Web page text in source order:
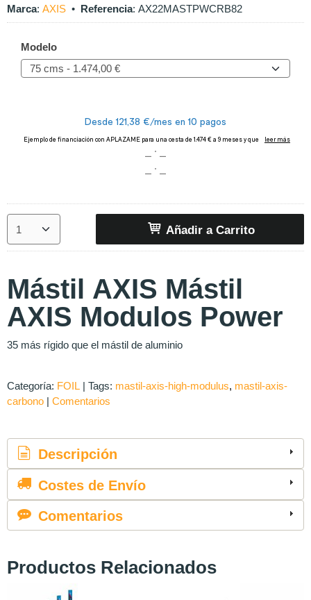
Marca: AXIS • Referencia: AX22MASTPWCRB82
Modelo
Añadir a Carrito
Mástil AXIS Mástil
AXIS Modulos Power
35 más rígido que el mástil de aluminio
Categoría: FOIL | Tags: mastil-axis-high-modulus mastil-axis-
carbono | Comentarios
Descripción
Costes de Envío
Comentarios
Productos Relacionados